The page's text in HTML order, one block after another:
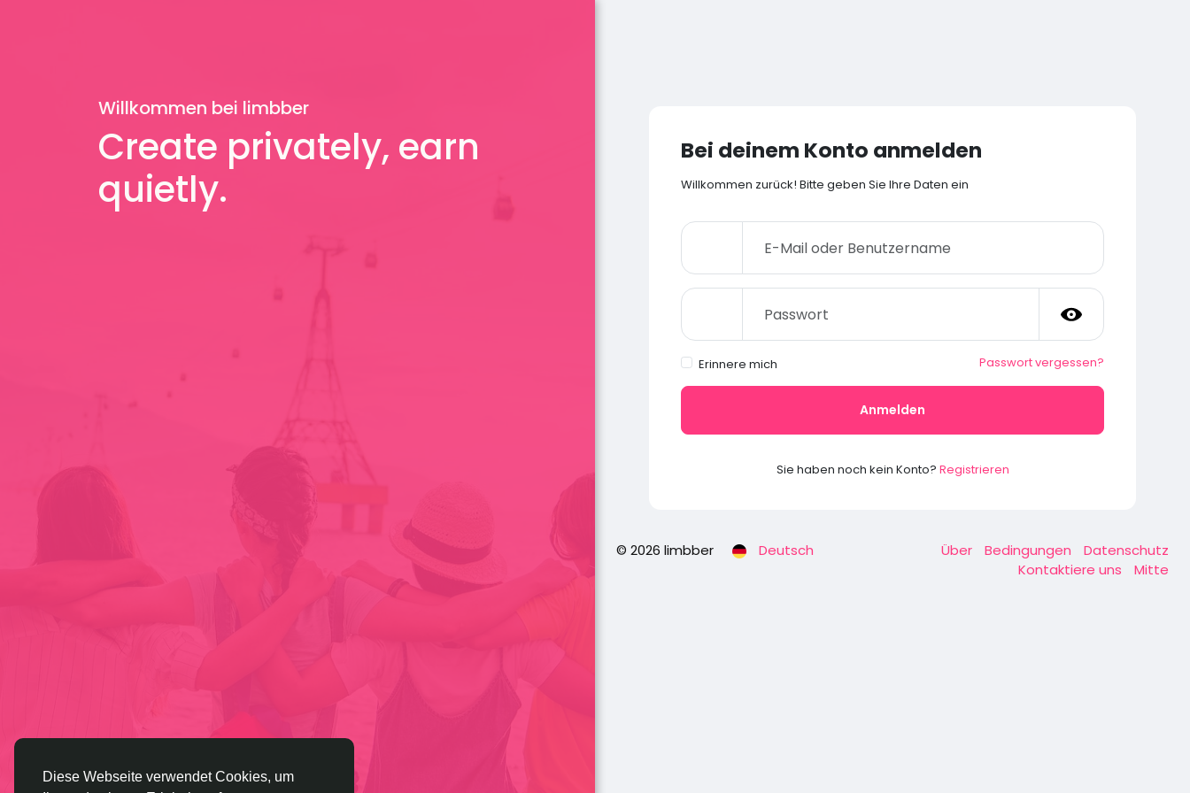
Diese Webseite verwendet Cookies, um
Willkommen bei limbber
Create privately, earn
quietly.
Bei deinem Konto anmelden
Willkommen zurück! Bitte geben Sie Ihre Daten ein
Erinnere mich Passwort vergessen?
Anmelden
Sie haben noch kein Konto? Registrieren
© 2026 limbber Deutsch Über Bedingungen
Datenschutz
Kontaktiere uns
Mitte